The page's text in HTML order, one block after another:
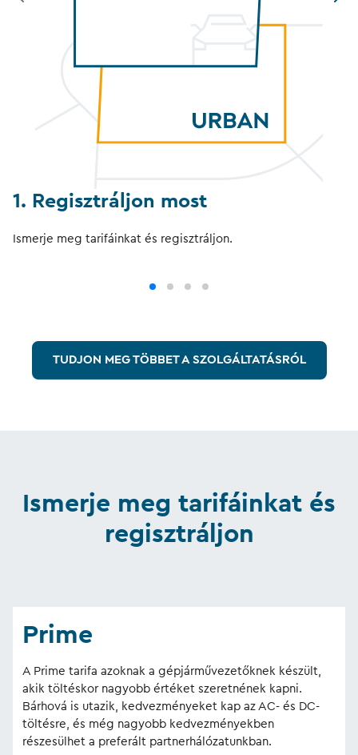
1. Regisztráljon most
Ismerje meg tarifáinkat és regisztráljon.
TUDJON MEG TÖBBET A SZOLGÁLTATÁSRÓL
Ismerje meg tarifáinkat és
regisztráljon
Prime
A Prime tarifa azoknak a gépjárművezetőknek készült,
akik töltéskor nagyobb értéket szeretnének kapni.
Bárhová is utazik, kedvezményeket kap az AC- és DC-
töltésre, és még nagyobb kedvezményekben
részesülhet a preferált partnerhálózatunkban.